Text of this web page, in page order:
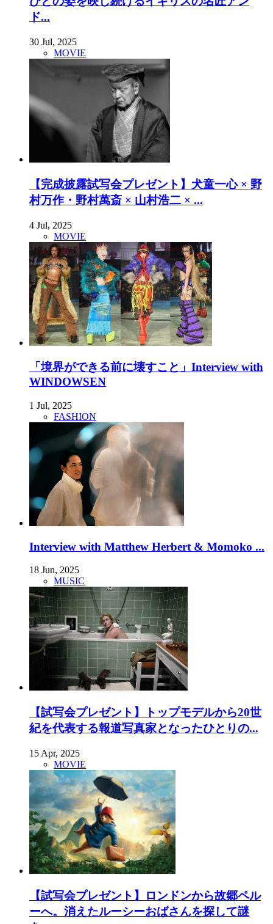
ド...
30 Jul, 2025
MOVIE
【完成披露試写会プレゼント】犬童一心 × 野
村万作・野村萬斎 × 山村浩二 × ...
4 Jul, 2025
MOVIE
「境界ができる前に壊すこと」Interview with
WINDOWSEN
1 Jul, 2025
FASHION
Interview with Matthew Herbert & Momoko ...
18 Jun, 2025
MUSIC
【試写会プレゼント】トップモデルから20世
紀を代表する報道写真家となったひとりの...
15 Apr, 2025
MOVIE
【試写会プレゼント】ロンドンから故郷ペル
ーへ。消えたルーシーおばさんを探して謎